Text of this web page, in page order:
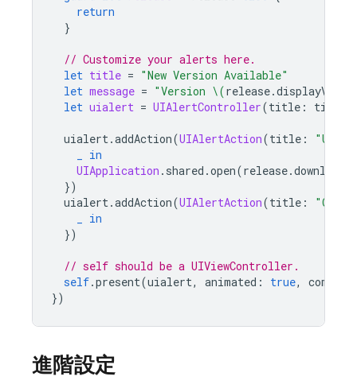
return
}
// Customize your alerts here.
let title = "New Version Available"
let message = "Version \(release.
let uialert = UIAlertController(title : title
uialert.addAction(UIAlertAction(title :
in
UIApplication . shared .open(release.
})
uialert.addAction(UIAlertAction(title :
in
})
// self should be a UIViewController.
self.present(uialert, animated : true,
})
進階設定